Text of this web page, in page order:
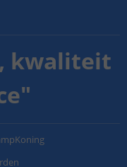
kwaliteit
"